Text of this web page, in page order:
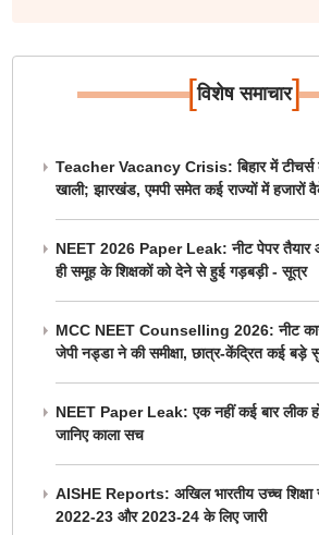
[विशेष समाचार]
Teacher Vacancy Crisis: बिहार में
खाली; झारखंड, एमपी समेत कई राज्यों में हजारों
NEET 2026 Paper Leak: नीट पेपर तैयार
ही समूह के शिक्षकों को देने से हुई गड़बड़ी - सूत्र
MCC NEET Counselling 2026: नीट
जेपी नड्डा ने की समीक्षा, छात्र-केंद्रित कई बड़े
NEET Paper Leak: एक नहीं कई बार लीक
जानिए काला सच
AISHE Reports: अखिल भारतीय उच्च शिक्षा
2022-23 और 2023-24 के लिए जारी